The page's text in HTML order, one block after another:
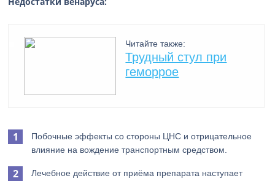
Читайте также:
Трудный стул при
геморрое
Побочные эффекты со стороны ЦНС и отрицательное
влияние на вождение транспортным средством.
Лечебное действие от приёма препарата наступает